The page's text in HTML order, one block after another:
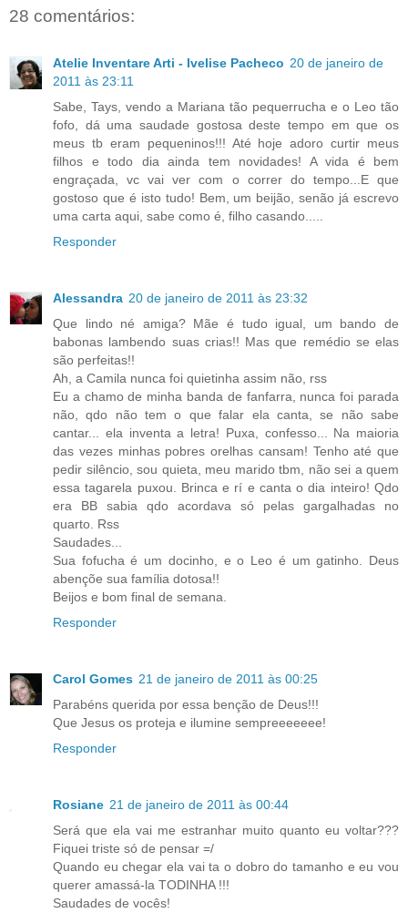
28 comentários:
Atelie Inventare Arti - Ivelise Pacheco 20 de janeiro de
2011 às 23:11
Sabe, Tays, vendo a Mariana tão pequerrucha e o Leo tão
fofo, dá uma saudade gostosa deste tempo em que os
meus tb eram pequeninos!!! Até hoje adoro curtir meus
filhos e todo dia ainda tem novidades! A vida é bem
engraçada, vc vai ver com o correr do tempo...E que
gostoso que é isto tudo! Bem, um beijão, senão já escrevo
uma carta aqui, sabe como é, filho casando.....
Responder
Alessandra 20 de janeiro de 2011 às 23:32
Que lindo né amiga? Mãe é tudo igual, um bando de
babonas lambendo suas crias!! Mas que remédio se elas
são perfeitas!!
Ah, a Camila nunca foi quietinha assim não, rss
Eu a chamo de minha banda de fanfarra, nunca foi parada
não, qdo não tem o que falar ela canta, se não sabe
cantar... ela inventa a letra! Puxa, confesso... Na maioria
das vezes minhas pobres orelhas cansam! Tenho até que
pedir silêncio, sou quieta, meu marido tbm, não sei a quem
essa tagarela puxou. Brinca e rí e canta o dia inteiro! Qdo
era BB sabia qdo acordava só pelas gargalhadas no
quarto. Rss
Saudades...
Sua fofucha é um docinho, e o Leo é um gatinho. Deus
abençõe sua família dotosa!!
Beijos e bom final de semana.
Responder
Carol Gomes 21 de janeiro de 2011 às 00:25
Parabéns querida por essa benção de Deus!!!
Que Jesus os proteja e ilumine sempreeeeeee!
Responder
Rosiane 21 de janeiro de 2011 às 00:44
Será que ela vai me estranhar muito quanto eu voltar???
Fiquei triste só de pensar =/
Quando eu chegar ela vai ta o dobro do tamanho e eu vou
querer amassá-la TODINHA !!!
Saudades de vocês!